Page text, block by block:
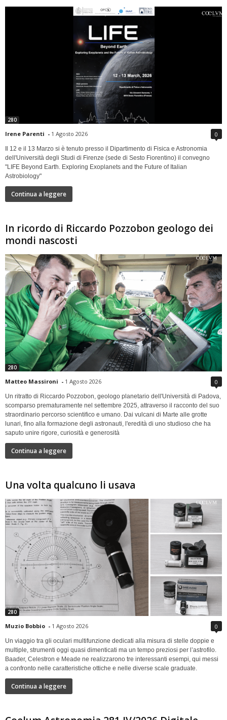
280
Irene Parenti - 1 Agosto 2026 0
Il 12 e il 13 Marzo si è tenuto presso il Dipartimento di Fisica e Astronomia
dell'Università degli Studi di Firenze (sede di Sesto Fiorentino) il convegno
"LIFE Beyond Earth. Exploring Exoplanets and the Future of Italian
Astrobiology"
Continua a leggere
In ricordo di Riccardo Pozzobon geologo dei
mondi nascosti
280
Matteo Massironi - 1 Agosto 2026 0
Un ritratto di Riccardo Pozzobon, geologo planetario dell'Università di Padova,
scomparso prematuramente nel settembre 2025, attraverso il racconto del suo
straordinario percorso scientifico e umano. Dai vulcani di Marte alle grotte
lunari, fino alla formazione degli astronauti, l'eredità di uno studioso che ha
saputo unire rigore, curiosità e generosità
Continua a leggere
Una volta qualcuno li usava
280
Muzio Bobbio - 1 Agosto 2026 0
Un viaggio tra gli oculari multifunzione dedicati alla misura di stelle doppie e
multiple, strumenti oggi quasi dimenticati ma un tempo preziosi per l’astrofilo.
Baader, Celestron e Meade ne realizzarono tre interessanti esempi, qui messi
a confronto nelle caratteristiche ottiche e nelle diverse scale graduate.
Continua a leggere